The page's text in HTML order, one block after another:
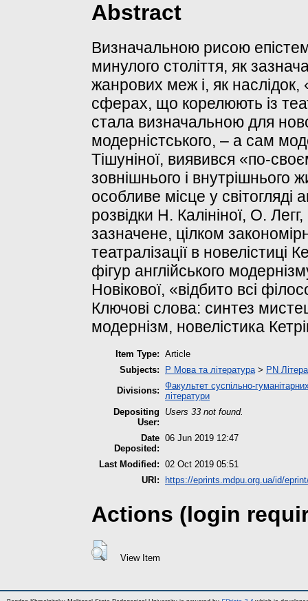
Abstract
Визначальною рисою
минулого століття, як
жанрових меж і, як наслідок,
сферах, що корелюють із
стала визначальною для
модерністського, – а сам
Тішуніної, виявився «по-
зовнішнього і внутрішнього
особливе місце у світогляді
розвідки Н. Калініної, О.
зазначене, цілком
театралізації в новелістиці
фігур англійського
Новікової, «відбито всі
Ключові слова: синтез
модернізм, новелістика
Item Type: Article
Subjects:
P Мова та література> PN
Divisions: Факультет суспільно-
літератури
Depositing
User:
Users 33 not found.
Date
Deposited:
06 Jun 2019 12:47
Last Modified: 02 Oct 2019 05:51
URI:
https://eprints.mdpu.org.ua/id/
Actions (login
View Item